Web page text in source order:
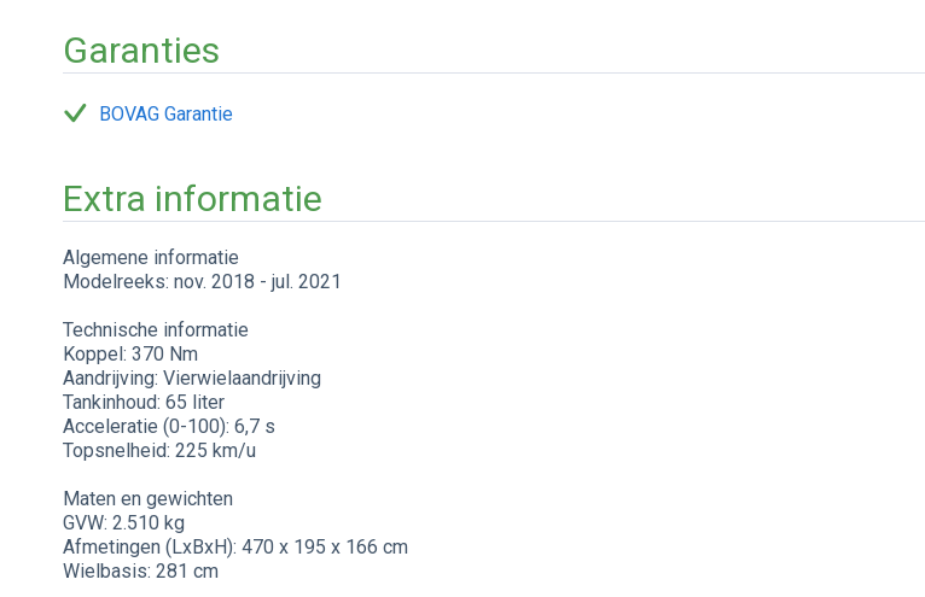
Garanties
BOVAG Garantie
Extra informatie
Algemene informatie
Modelreeks: nov. 2018 - jul. 2021
Technische informatie
Koppel: 370 Nm
Aandrijving: Vierwielaandrijving
Tankinhoud: 65 liter
Acceleratie (0-100): 6,7 s
Topsnelheid: 225 km/u
Maten en gewichten
GVW: 2.510 kg
Afmetingen (LxBxH): 470 x 195 x 166 cm
Wielbasis: 281 cm